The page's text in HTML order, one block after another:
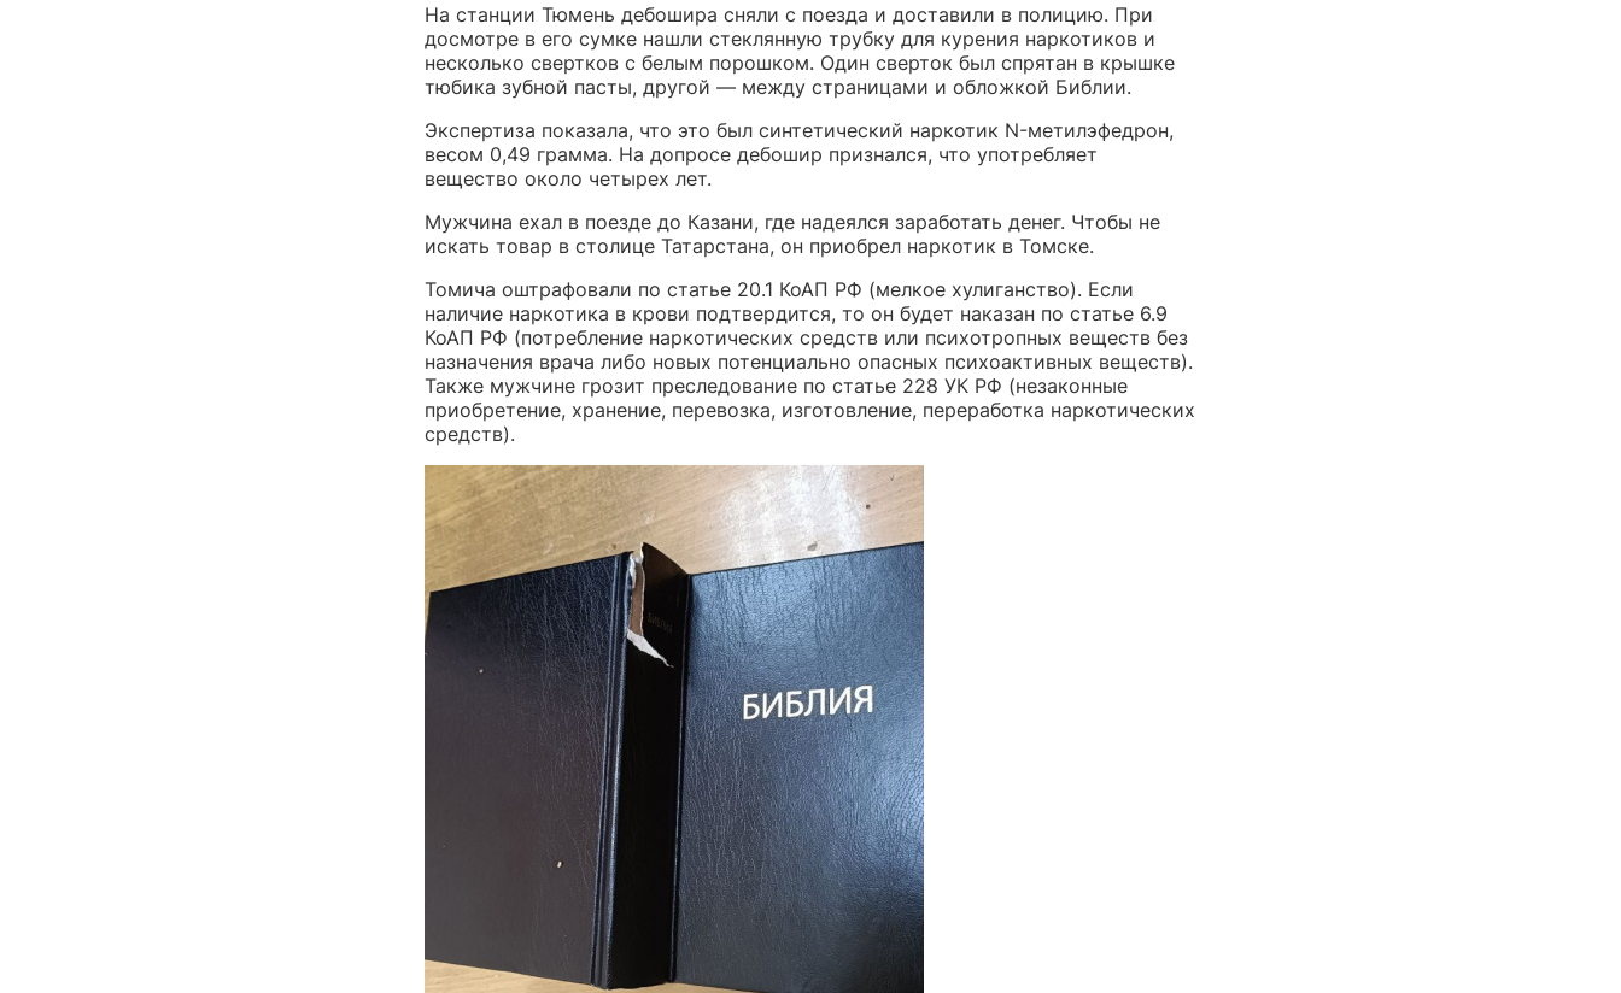
На станции Тюмень дебошира сняли с поезда и доставили в полицию. При
досмотре в его сумке нашли стеклянную трубку для курения наркотиков и
несколько свертков с белым порошком. Один сверток был спрятан в крышке
тюбика зубной пасты, другой — между страницами и обложкой Библии.
Экспертиза показала, что это был синтетический наркотик N-метилэфедрон,
весом 0,49 грамма. На допросе дебошир признался, что употребляет
вещество около четырех лет.
Мужчина ехал в поезде до Казани, где надеялся заработать денег. Чтобы не
искать товар в столице Татарстана, он приобрел наркотик в Томске.
Томича оштрафовали по статье 20.1 КоАП РФ (мелкое хулиганство). Если
наличие наркотика в крови подтвердится, то он будет наказан по статье 6.9
КоАП РФ (потребление наркотических средств или психотропных веществ без
назначения врача либо новых потенциально опасных психоактивных веществ).
Также мужчине грозит преследование по статье 228 УК РФ (незаконные
приобретение, хранение, перевозка, изготовление, переработка наркотических
средств).